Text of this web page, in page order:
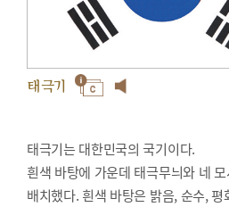
태극기
태극기는 대한민국의 국기이다.
흰색 바탕에 가운데 태극무늬와 네
배치했다. 흰색 바탕은 밝음, 순수,